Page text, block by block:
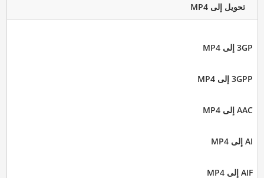
تحويل إلى MP4
3GP إلى MP4
3GPP إلى MP4
AAC إلى MP4
AI إلى MP4
AIF إلى MP4